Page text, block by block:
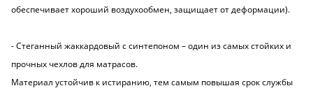
обеспечивает хороший воздухообмен, защищает от деформации).
- Стеганный жаккардовый с синтепоном – один из самых стойких и
прочных чехлов для матрасов.
Материал устойчив к истиранию, тем самым повышая срок службы